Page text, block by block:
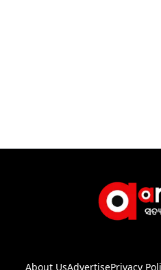
About UsAdvertisePrivacy